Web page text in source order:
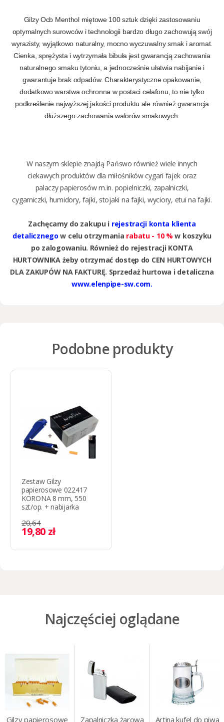
Gilzy Ocb Menthol miętowe 100 sztuk dzięki zastosowaniu
optymalnych surowców i technologii bardzo długo zachowują swój
wyrazisty, wyjątkowo naturalny, mocno wyczuwalny smak i aromat.
Cienka, sprężysta i wytrzymała bibuła jest gwarancją zachowania
naturalnego smaku tytoniu, a jednocześnie ułatwia nabijanie i
gwarantuje brak odpadów.Charakterystyczne opakowanie,
dodatkowo warstwa ochronna w postaci celafonu, to nie tylko
podkreślenie najwyższej jakości produktu ale również gwarancja
dłuższego zachowania walorów smakowych.
W naszym sklepie znajdą Pańswo również wiele innych
ciekawych produktów dla miłośnikówcygari fajek oraz
palaczypapierosówm.in. popielniczki, zapalniczki,
cygarniczki, humidory, fajki, stojaki na fajki,wyciory, etui na fajki.
Zachęcamy do zakupu i rejestracji konta klienta
detalicznego w celu otrzymania rabatu - 10 % w koszyku
po zalogowaniu. Również do rejestracji KONTA
HURTOWNIKA żeby otrzymać dostęp do CEN HURTOWYCH
DLA ZAKUPÓW NA FAKTURĘ. Sprzedaż hurtowa i detaliczna
www.elenpipe-sw.com.
Podobne produkty
Zestaw Gilzy
papierosowe 022417
KORONA 8 mm, 550
szt/op. + nabijarka
20,64
19,80 zł
Najczęściej oglądane
Gilzy papierosowe
Zapalniczka żarowa
Artina kufel do piwa